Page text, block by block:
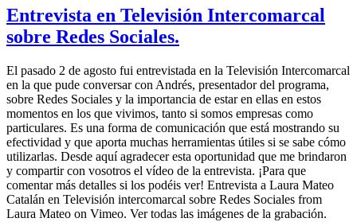
Entrevista en Televisión Intercomarcal
sobre Redes Sociales.
El pasado 2 de agosto fui entrevistada en la Televisión Intercomarcal
en la que pude conversar con Andrés, presentador del programa,
sobre Redes Sociales y la importancia de estar en ellas en estos
momentos en los que vivimos, tanto si somos empresas como
particulares. Es una forma de comunicación que está mostrando su
efectividad y que aporta muchas herramientas útiles si se sabe cómo
utilizarlas. Desde aquí agradecer esta oportunidad que me brindaron
y compartir con vosotros el vídeo de la entrevista. ¡Para que
comentar más detalles si los podéis ver! Entrevista a Laura Mateo
Catalán en Televisión intercomarcal sobre Redes Sociales from
Laura Mateo on Vimeo. Ver todas las imágenes de la grabación.